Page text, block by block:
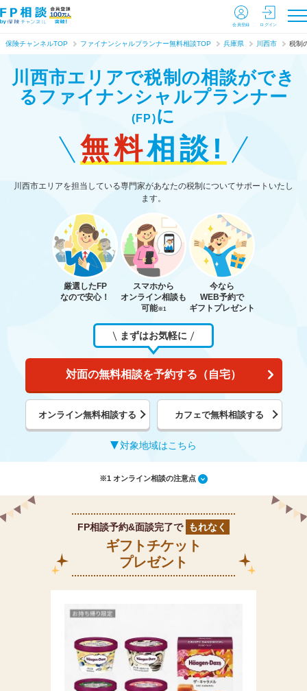
会員登録 ログイン
保険チャンネルTOP ファイナンシャルプランナー無料相談TOP 兵庫県 川西市 税制
川西市エリアで税制の相談ができ
る ファイナンシャルプランナー
(FP)に
無料相談!
川西市エリアを担当している専門家があなたの税制についてサポートいたし
ます。
厳選したFP
なので安心！
スマホから
オンライン相談も
可能※1
今なら
WEB予約で
ギフトプレゼント
まずはお気軽に
対面の無料相談を予約する（自宅）
オンライン無料相談する カフェで無料相談する
対象地域はこちら
※1 オンライン相談の注意点
FP相談予約&面談完了で もれなく
ギフトチケット
プレゼント